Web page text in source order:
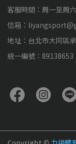
客服時間：周一至周
信箱：
地址：台北市大同區
統一編號：89138653